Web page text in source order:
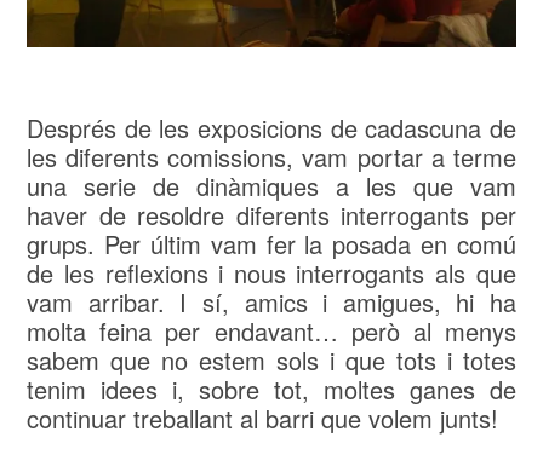
Després de les exposicions de cadascuna de
les diferents comissions, vam portar a terme
una serie de dinàmiques a les que vam
haver de resoldre diferents interrogants per
grups. Per últim vam fer la posada en comú
de les reflexions i nous interrogants als que
vam arribar. I sí, amics i amigues, hi ha
molta feina per endavant… però al menys
sabem que no estem sols i que tots i totes
tenim idees i, sobre tot, moltes ganes de
continuar treballant al barri que volem junts!